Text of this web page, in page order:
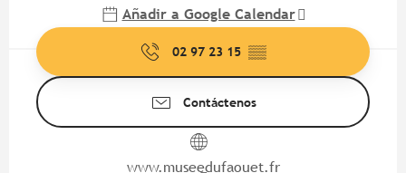
Añadir a Google Calendar
02 97 23 15 ▒▒
Contáctenos
www.museedufaouet.fr